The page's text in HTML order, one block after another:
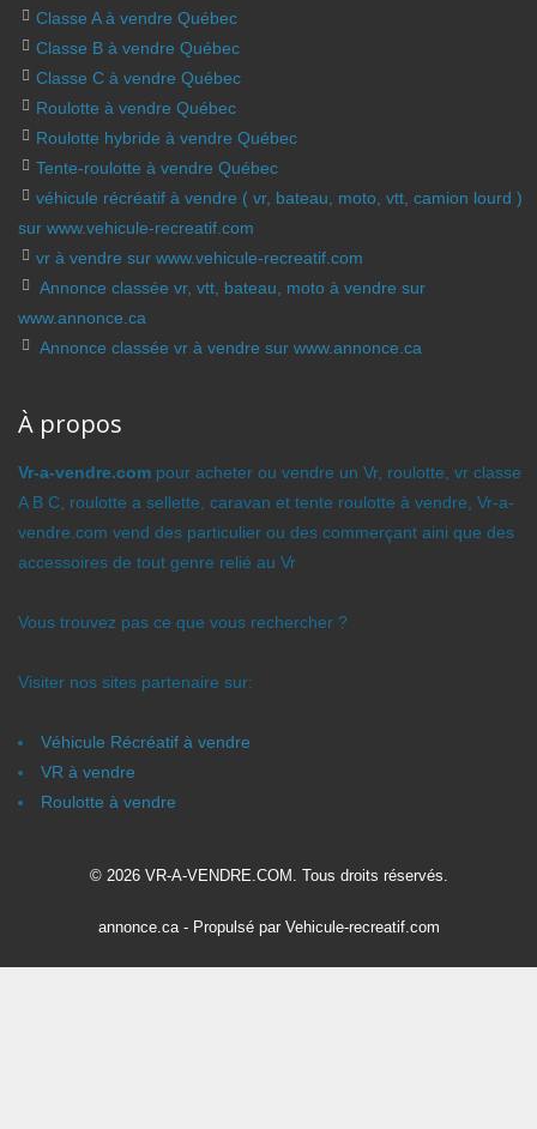
Classe A à vendre Québec
Classe B à vendre Québec
Classe C à vendre Québec
Roulotte à vendre Québec
Roulotte hybride à vendre Québec
Tente-roulotte à vendre Québec
véhicule récréatif à vendre ( vr, bateau, moto, vtt, camion lourd )
sur www.vehicule-recreatif.com
vr à vendre sur www.vehicule-recreatif.com
Annonce classée vr, vtt, bateau, moto à vendre sur
www.annonce.ca
Annonce classée vr à vendre sur www.annonce.ca
À propos
Vr-a-vendre.com pour acheter ou vendre un Vr, roulotte, vr classe
A B C, roulotte a sellette, caravan et tente roulotte à vendre, Vr-a-
vendre.com vend des particulier ou des commerçant aini que des
accessoires de tout genre relié au Vr
Vous trouvez pas ce que vous rechercher ?
Visiter nos sites partenaire sur:
Véhicule Récréatif à vendre
VR à vendre
Roulotte à vendre
© 2026 VR-A-VENDRE.COM. Tous droits réservés.
annonce.ca- Propulsé par Vehicule-recreatif.com